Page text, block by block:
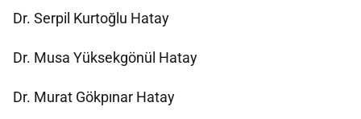
Dr. Serpil Kurtoğlu Hatay
Dr. Musa Yüksekgönül Hatay
Dr. Murat Gökpınar Hatay